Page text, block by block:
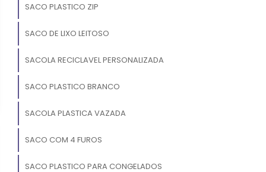
SACO PLASTICO ZIP
SACO DE LIXO LEITOSO
SACOLA RECICLAVEL PERSONALIZADA
SACO PLASTICO BRANCO
SACOLA PLASTICA VAZADA
SACO COM 4 FUROS
SACO PLASTICO PARA CONGELADOS